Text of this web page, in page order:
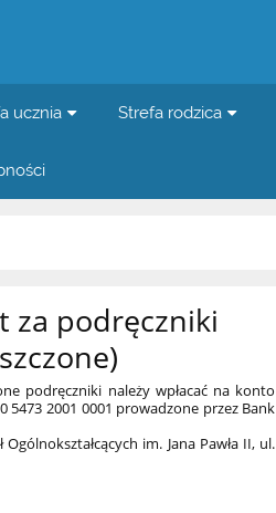
ucznia Strefa rodzica
za podręczniki
podręczniki należy wpłacać na konto
5473 2001 0001 prowadzone przez Bank
Ogólnokształcących im. Jana Pawła II, ul.